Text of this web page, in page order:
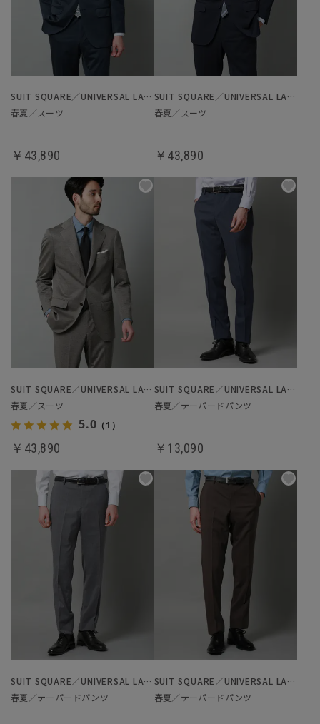
SUIT SQUARE／UNIVERSAL LANGUAGE
春夏／スーツ
￥43,890
SUIT SQUARE／UNIVERSAL LANGUAGE
春夏／スーツ
￥43,890
SUIT SQUARE／UNIVERSAL LANGUAGE
春夏／スーツ
5.0 （1）
￥43,890
SUIT SQUARE／UNIVERSAL LANGUAGE
春夏／テーパードパンツ
￥13,090
SUIT SQUARE／UNIVERSAL LANGUAGE
春夏／テーパードパンツ
SUIT SQUARE／UNIVERSAL LANGUAGE
春夏／テーパードパンツ